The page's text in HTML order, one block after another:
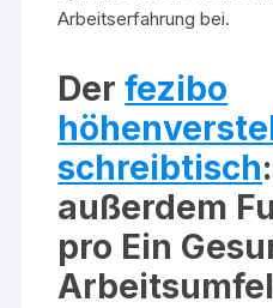
Arbeitserfahrung bei.
Derfezibo
schreibtisch
außerdem
pro Ein